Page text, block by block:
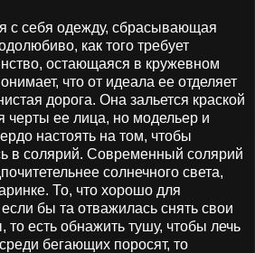
с себя одежду, сбрасывающая
как того требует
остающаяся в кружевном
что от идеала ее отделяет
дорога. Она зальется краской
черты ее лица, но модельер и
настоять на том, чтобы
в солярий. Современный солярий
солнечного света,
То, что хорошо для
бы та отважилась снять свои
есть обнажить тушу, чтобы лечь
бегающих поросят, то